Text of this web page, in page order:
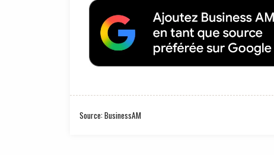
Source: BusinessAM